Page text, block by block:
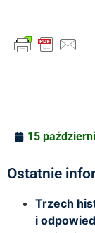
15
Ostatnie
Trzech
i